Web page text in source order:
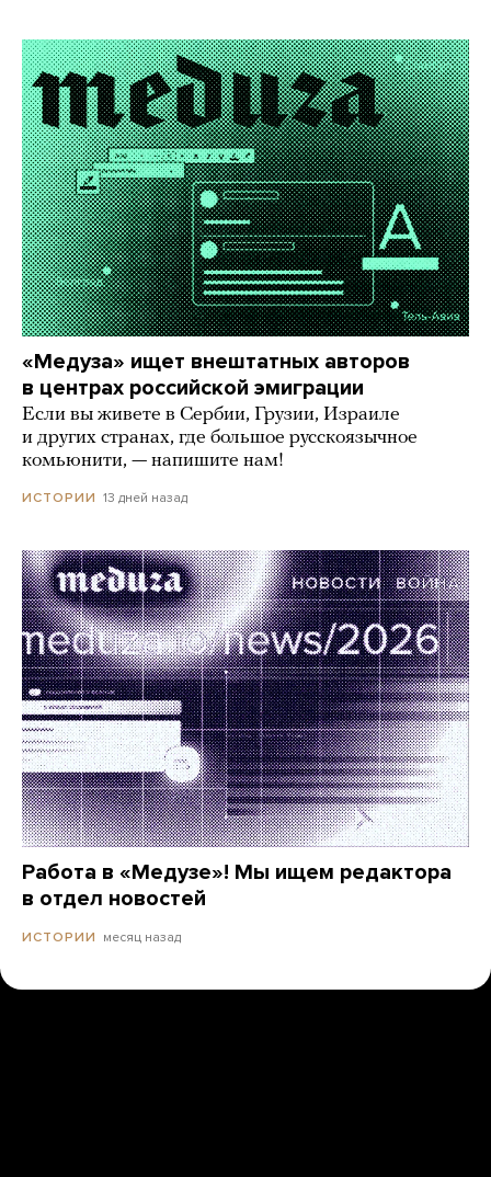
«Медуза» ищет внештатных авторов
в центрах российской эмиграции
Если вы живете в Сербии, Грузии, Израиле
и других странах, где большое русскоязычное
комьюнити, — напишите нам!
ИСТОРИИ 13 дней назад
Работа в «Медузе»! Мы ищем редактора
в отдел новостей
ИСТОРИИ месяц назад